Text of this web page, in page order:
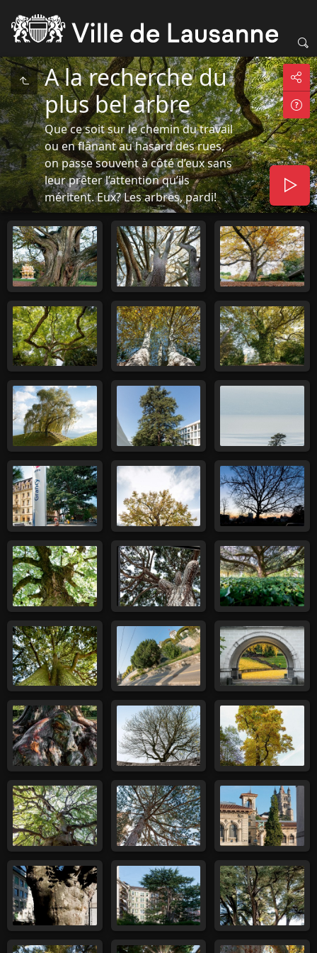
A la recherche du
plus bel arbre
Que ce soit sur le chemin du travail
ou en flânant au hasard des rues,
on passe souvent à côté d’eux sans
leur prêter l’attention qu’ils
méritent. Eux? Les arbres, pardi!